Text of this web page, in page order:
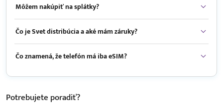
Môžem nakúpiť na splátky?
Čo je Svet distribúcia a aké mám záruky?
Čo znamená, že telefón má iba eSIM?
Potrebujete poradiť?